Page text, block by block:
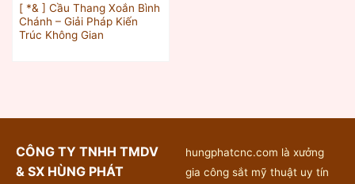
[ *& ] Cầu Thang Xoắn Bình
Chánh – Giải Pháp Kiến
Trúc Không Gian
CÔNG TY TNHH TMDV
& SX HÙNG PHÁT
hungphatcnc.com là xưởng
gia công sắt mỹ thuật uy tín